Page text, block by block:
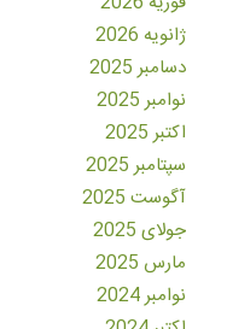
ژانویه 2026
دسامبر 2025
نوامبر 2025
اکتبر 2025
سپتامبر 2025
آگوست 2025
جولای 2025
مارس 2025
نوامبر 2024